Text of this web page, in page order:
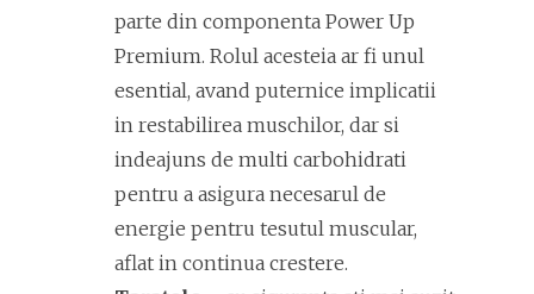
parte din componenta Power Up
Premium. Rolul acesteia ar fi unul
esential, avand puternice implicatii
in restabilirea muschilor, dar si
indeajuns de multi carbohidrati
pentru a asigura necesarul de
energie pentru tesutul muscular,
aflat in continua crestere.